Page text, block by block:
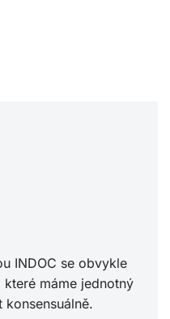
INDOC se obvykle
máme jednotný